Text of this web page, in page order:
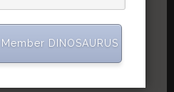
DINOSAURUS